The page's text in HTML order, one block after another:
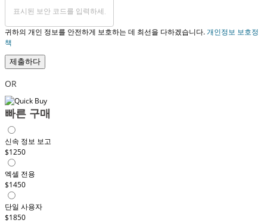
귀하의 개인 정보를 안전하게 보호하는 데 최선을 다하겠습니다.개인정보 보호정
책
제출하다
OR
빠른 구매
신속 정보 보고
$1250
엑셀 전용
$1450
단일 사용자
$1850